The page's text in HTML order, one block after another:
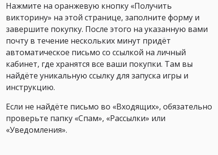
Нажмите на оранжевую кнопку «Получить
викторину» на этой странице, заполните форму и
завершите покупку. После этого на указанную вами
почту в течение нескольких минут придёт
автоматическое письмо со ссылкой на личный
кабинет, где хранятся все ваши покупки. Там вы
найдёте уникальную ссылку для запуска игры и
инструкцию.
Если не найдёте письмо во «Входящих», обязательно
проверьте папку «Спам», «Рассылки» или
«Уведомления».